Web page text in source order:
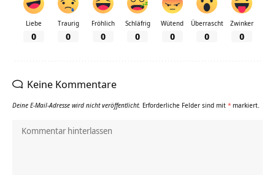
Liebe
0
Traurig
0
Fröhlich
0
Schläfrig
0
Wütend
0
Überrascht
0
Zwinker
0
Keine Kommentare
Deine E-Mail-Adresse wird nicht veröffentlicht. Erforderliche Felder sind mit * markiert.